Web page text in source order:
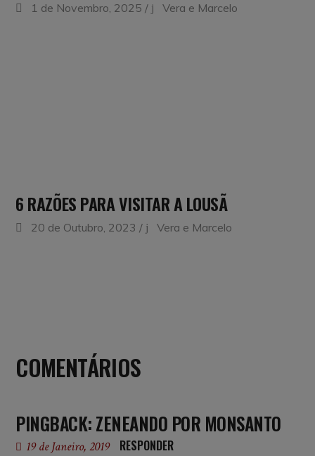
1 de Novembro, 2025 Vera e Marcelo
6 RAZÕES PARA VISITAR A LOUSÃ
20 de Outubro, 2023 Vera e Marcelo
COMENTÁRIOS
PINGBACK:ZENEANDO POR MONSANTO
19 de Janeiro, 2019 RESPONDER